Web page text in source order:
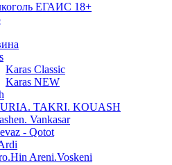
ЕГАИС 18+
Karas Classic
Karas NEW
TAKRI. KOUASH
Vankasar
- Qotot
Areni.Voskeni